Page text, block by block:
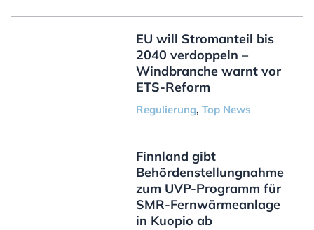
EU will Stromanteil bis
2040 verdoppeln –
Windbranche warnt vor
ETS-Reform
Regulierung, Top News
Finnland gibt
Behördenstellungnahme
zum UVP-Programm für
SMR-Fernwärmeanlage
in Kuopio ab